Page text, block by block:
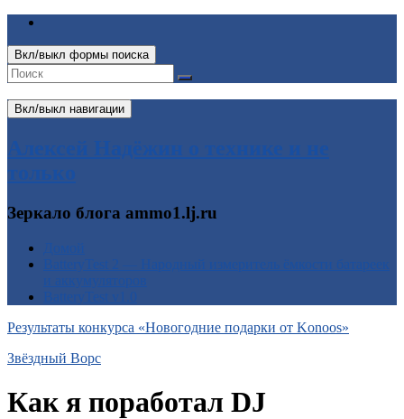
Вкл/выкл формы поиска
Вкл/выкл навигации
Алексей Надёжин о технике и не
только
Зеркало блога ammo1.lj.ru
Результаты конкурса «Новогодние подарки от Konoos»
Звёздный Ворс
Как я поработал DJ